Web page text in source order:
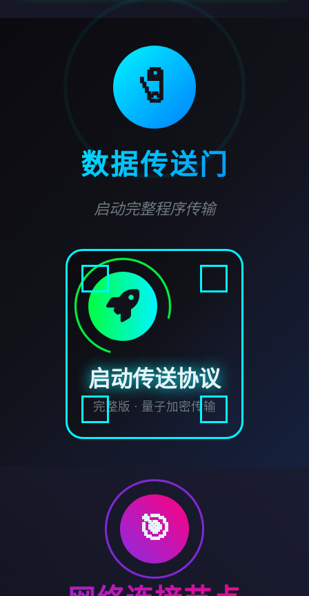
🧷
数据传送门
启动完整程序传输
启动传送协议
完整版 · 量子加密传输
🎯